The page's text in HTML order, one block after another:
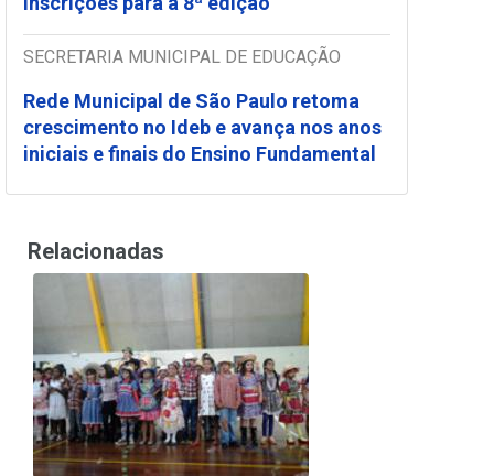
SECRETARIA MUNICIPAL DE EDUCAÇÃO
Rede Municipal de São Paulo retoma
crescimento no Ideb e avança nos anos
iniciais e finais do Ensino Fundamental
Relacionadas